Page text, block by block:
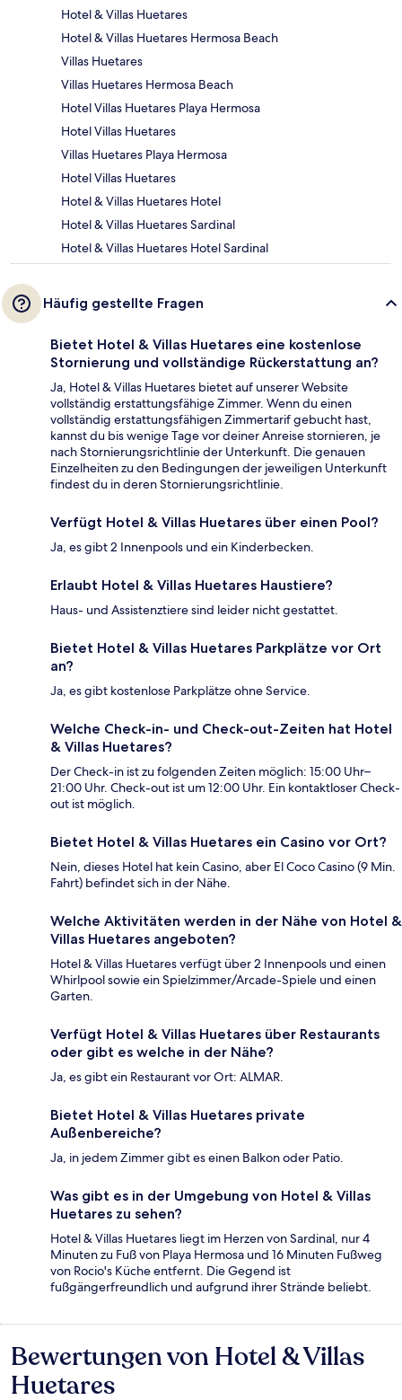
Hotel & Villas Huetares
Hotel & Villas Huetares Hermosa Beach
Villas Huetares
Villas Huetares Hermosa Beach
Hotel Villas Huetares Playa Hermosa
Hotel Villas Huetares
Villas Huetares Playa Hermosa
Hotel Villas Huetares
Hotel & Villas Huetares Hotel
Hotel & Villas Huetares Sardinal
Hotel & Villas Huetares Hotel Sardinal
Häufig gestellte Fragen
Bietet Hotel & Villas Huetares eine kostenlose
Stornierung und vollständige Rückerstattung an?
Ja, Hotel & Villas Huetares bietet auf unserer Website
vollständig erstattungsfähige Zimmer. Wenn du einen
vollständig erstattungsfähigen Zimmertarif gebucht hast,
kannst du bis wenige Tage vor deiner Anreise stornieren, je
nach Stornierungsrichtlinie der Unterkunft. Die genauen
Einzelheiten zu den Bedingungen der jeweiligen Unterkunft
findest du in deren Stornierungsrichtlinie.
Verfügt Hotel & Villas Huetares über einen Pool?
Ja, es gibt 2 Innenpools und ein Kinderbecken.
Erlaubt Hotel & Villas Huetares Haustiere?
Haus- und Assistenztiere sind leider nicht gestattet.
Bietet Hotel & Villas Huetares Parkplätze vor Ort
an?
Ja, es gibt kostenlose Parkplätze ohne Service.
Welche Check-in- und Check-out-Zeiten hat Hotel
& Villas Huetares?
Der Check-in ist zu folgenden Zeiten möglich: 15:00 Uhr–
21:00 Uhr. Check-out ist um 12:00 Uhr. Ein kontaktloser Check-
out ist möglich.
Bietet Hotel & Villas Huetares ein Casino vor Ort?
Nein, dieses Hotel hat kein Casino, aber El Coco Casino (9 Min.
Fahrt) befindet sich in der Nähe.
Welche Aktivitäten werden in der Nähe von Hotel &
Villas Huetares angeboten?
Hotel & Villas Huetares verfügt über 2 Innenpools und einen
Whirlpool sowie ein Spielzimmer/Arcade-Spiele und einen
Garten.
Verfügt Hotel & Villas Huetares über Restaurants
oder gibt es welche in der Nähe?
Ja, es gibt ein Restaurant vor Ort: ALMAR.
Bietet Hotel & Villas Huetares private
Außenbereiche?
Ja, in jedem Zimmer gibt es einen Balkon oder Patio.
Was gibt es in der Umgebung von Hotel & Villas
Huetares zu sehen?
Hotel & Villas Huetares liegt im Herzen von Sardinal, nur 4
Minuten zu Fuß von Playa Hermosa und 16 Minuten Fußweg
von Rocio's Küche entfernt. Die Gegend ist
fußgängerfreundlich und aufgrund ihrer Strände beliebt.
Bewertungen
Bewertungen von Hotel & Villas
Huetares